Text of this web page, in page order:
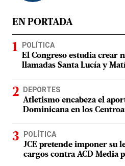
EN PORTADA
POLÍTICA
El Congreso estudia crear
llamadas Santa Lucía y
DEPORTES
Atletismo encabeza el
Dominicana en los
POLÍTICA
JCE pretende imponer su
cargos contra ACD Media